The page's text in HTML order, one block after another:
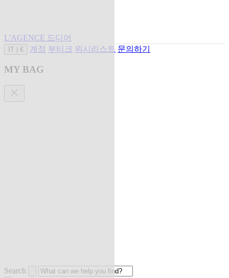
L'AGENCE 드디어
IT € 계정 부티크 위시리스트 문의하기
MY BAG
Search